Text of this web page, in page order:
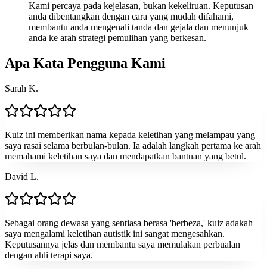
Kami percaya pada kejelasan, bukan kekeliruan. Keputusan
anda dibentangkan dengan cara yang mudah difahami,
membantu anda mengenali tanda dan gejala dan menunjuk
anda ke arah strategi pemulihan yang berkesan.
Apa Kata Pengguna Kami
Sarah K.
Kuiz ini memberikan nama kepada keletihan yang melampau yang
saya rasai selama berbulan-bulan. Ia adalah langkah pertama ke arah
memahami keletihan saya dan mendapatkan bantuan yang betul.
David L.
Sebagai orang dewasa yang sentiasa berasa 'berbeza,' kuiz adakah
saya mengalami keletihan autistik ini sangat mengesahkan.
Keputusannya jelas dan membantu saya memulakan perbualan
dengan ahli terapi saya.